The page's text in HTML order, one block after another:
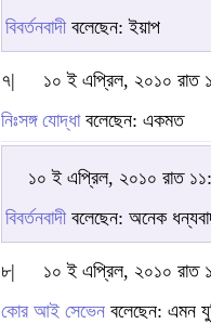
বিবর্তনবাদীবলেছেন: ইয়াপ
৭|
১০ ই এপ্রিল, ২০১০ রাত
নিঃসঙ্গ যোদ্ধাবলেছেন: একমত
১০ ই এপ্রিল, ২০১০ রাত
বিবর্তনবাদীবলেছেন: অনেক
৮|
১০ ই এপ্রিল, ২০১০ রাত
কোর আই সেভেন বলেছেন: এমন